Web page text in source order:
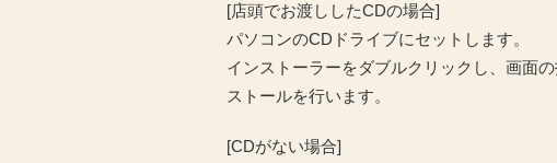
[店頭でお渡ししたCDの場合]
パソコンのCDドライブにセットします。
インストーラーをダブルクリックし、画面
ストールを行います。
[CDがない場合]